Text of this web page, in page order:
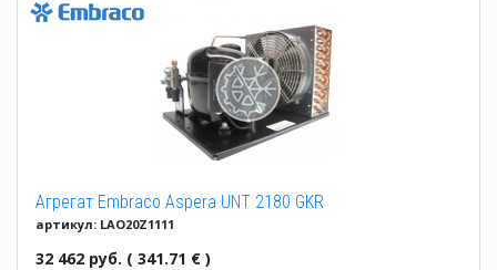
Агрегат Embraco Aspera UNT 2180 GKR
артикул: LAO20Z1111
32 462 руб. ( 341.71 € )